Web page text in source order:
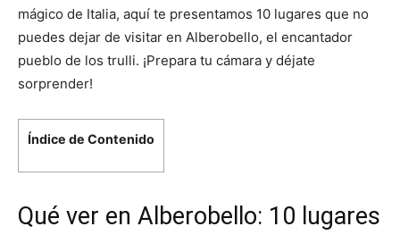
mágico de Italia, aquí te presentamos 10 lugares que no
puedes dejar de visitar en Alberobello, el encantador
pueblo de los trulli. ¡Prepara tu cámara y déjate
sorprender!
Índice de Contenido
Qué ver en Alberobello: 10 lugares